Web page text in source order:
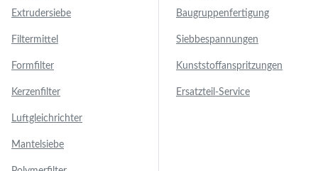
Extrudersiebe
Filtermittel
Formfilter
Kerzenfilter
Luftgleichrichter
Mantelsiebe
Baugruppenfertigung
Siebbespannungen
Kunststoffanspritzungen
Ersatzteil-Service